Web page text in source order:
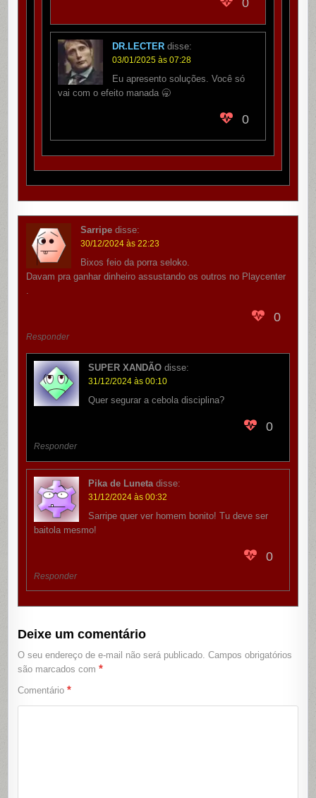
0
DR.LECTER disse:
03/01/2025 às 07:28
Eu apresento soluções. Você só
vai com o efeito manada 🥱
0
Sarripe disse:
30/12/2024 às 22:23
Bixos feio da porra seloko.
Davam pra ganhar dinheiro assustando os outros no Playcenter
.
0
Responder
SUPER XANDÃO disse:
31/12/2024 às 00:10
Quer segurar a cebola disciplina?
0
Responder
Pika de Luneta disse:
31/12/2024 às 00:32
Sarripe quer ver homem bonito! Tu deve ser
baitola mesmo!
0
Responder
Deixe um comentário
O seu endereço de e-mail não será publicado. Campos obrigatórios
são marcados com*
Comentário*